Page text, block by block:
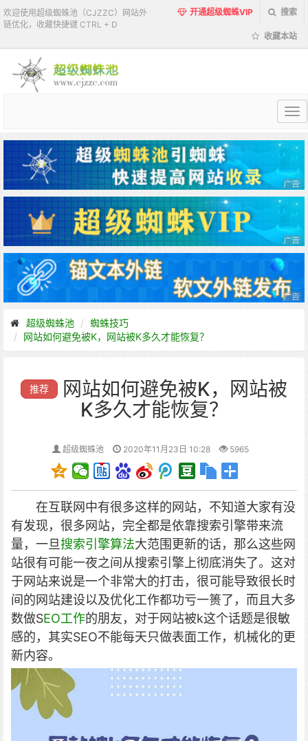
欢迎使用超级蜘蛛池（CJZZC）网站外
链优化，收藏快捷键 CTRL + D
开通超级蜘蛛VIP 搜索
收藏本站
超
蜘
蛛
池
超级蜘蛛池
蜘蛛技巧
网站如何避免被K，网站被K多久才能恢复？
推荐
网站如何避免被K，网站被
K多久才能恢复？
超级蜘蛛池 2020年11月23日 10:28 5965
在互联网中有很多这样的网站，不知道大家有没
有发现，很多网站，完全都是依靠搜索引擎带来流
量，一旦搜索引擎算法大范围更新的话，那么这些网
站很有可能一夜之间从搜索引擎上彻底消失了。 这对
于网站来说是一个非常大的打击，很可能导致很长时
间的网站建设以及优化工作都功亏一篑了，而且大多
数做SEO工作的朋友，对于网站被k这个话题是很敏
感的，其实SEO不能每天只做表面工作，机械化的更
新内容。